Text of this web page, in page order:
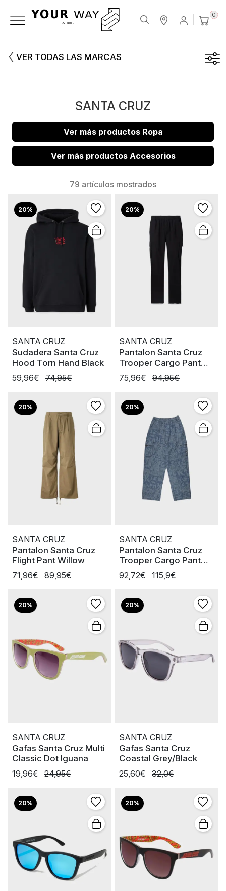
0
VER TODAS LAS MARCAS
SANTA CRUZ
Ver más productos Ropa
Ver más productos Accesorios
79 artículos mostrados
20%
SANTA CRUZ
Sudadera Santa Cruz
Hood Torn Hand Black
59,96€
74,95€
20%
SANTA CRUZ
Pantalon Santa Cruz
Trooper Cargo Pant
Black
75,96€ 94,95€
20%
SANTA CRUZ
Pantalon Santa Cruz
Flight Pant Willow
71,96€
89,95€
20%
SANTA CRUZ
Pantalon Santa Cruz
Trooper Cargo Pant
Kick Pant
92,72€ 115,9€
20%
SANTA CRUZ
Gafas Santa Cruz Multi
Classic Dot Iguana
19,96€
24,95€
20%
SANTA CRUZ
Gafas Santa Cruz
Coastal Grey/Black
25,60€
32,0€
20% 20%